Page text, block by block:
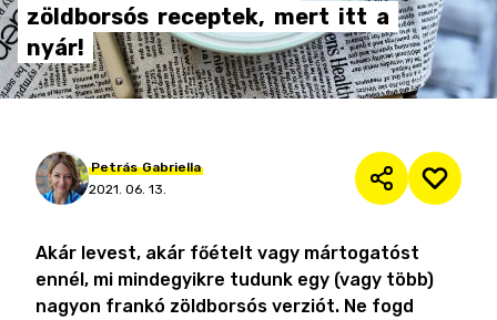
zöldborsós receptek, mert itt a
nyár!
Petrás Gabriella
2021. 06. 13.
Akár levest, akár főételt vagy mártogatóst
ennél, mi mindegyikre tudunk egy (vagy több)
nagyon frankó zöldborsós verziót. Ne fogd